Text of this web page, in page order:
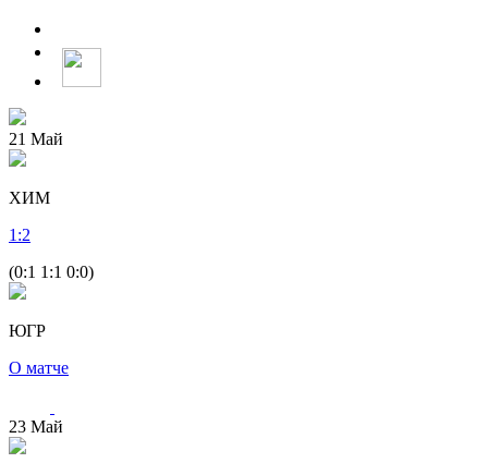
21 Май
ХИМ
1 :2
(0:1 1:1 0:0)
ЮГР
О матче
23 Май